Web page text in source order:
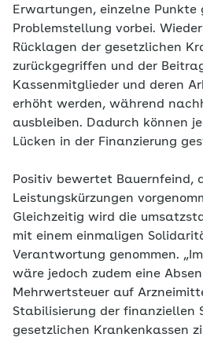
Erwartungen, einzelne Punkte
Problemstellung vorbei.
Rücklagen der gesetzlichen
zurückgegriffen und der
Kassenmitglieder und deren
erhöht werden, während
ausbleiben. Dadurch können
Lücken in der Finanzierung
Positiv bewertet Bauernfeind,
Leistungskürzungen
Gleichzeitig wird die
mit einem einmaligen
Verantwortung genommen.
wäre jedoch zudem eine
Mehrwertsteuer auf
Stabilisierung der finanziellen
gesetzlichen Krankenkassen